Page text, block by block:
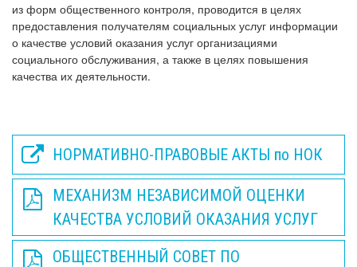
из форм общественного контроля, проводится в целях
предоставления получателям социальных услуг информации
о качестве условий оказания услуг организациями
социального обслуживания, а также в целях повышения
качества их деятельности.
НОРМАТИВНО-ПРАВОВЫЕ АКТЫ по НОК
МЕХАНИЗМ НЕЗАВИСИМОЙ ОЦЕНКИ
КАЧЕСТВА УСЛОВИЙ ОКАЗАНИЯ УСЛУГ
ОБЩЕСТВЕННЫЙ СОВЕТ ПО